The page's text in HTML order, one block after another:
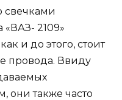
свечками
«ВАЗ- 2109»
и до этого, стоит
провода. Ввиду
также часто